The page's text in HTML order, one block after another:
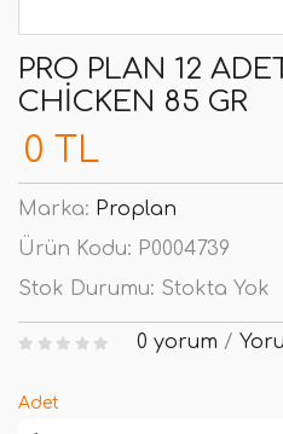
PRO PLAN 12
CHICKEN 85 GR
0 TL
Marka: Proplan
Ürün Kodu: P0004739
Stok Durumu: Stokta Yok
0 yorum /
Adet